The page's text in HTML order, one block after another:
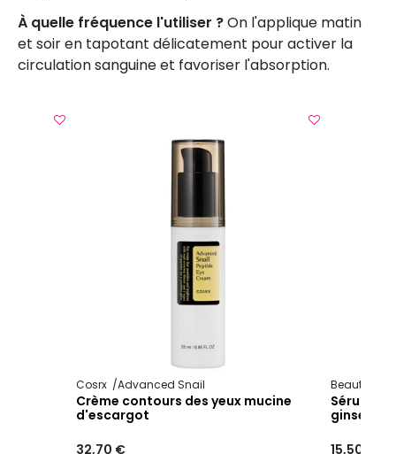
À quelle fréquence l'utiliser ?On l'applique matin
et soir en tapotant délicatement pour activer la
circulation sanguine et favoriser l'absorption.
Cosrx Advanced Snail
Crème contours des yeux mucine
d'escargot
32,70 €
Beauty of
Sérum
ginseng
15,50 €